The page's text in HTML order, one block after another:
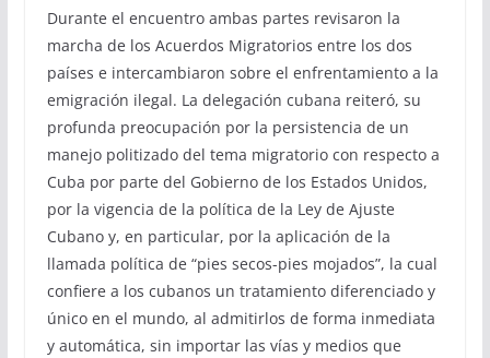
Durante el encuentro ambas partes revisaron la
marcha de los Acuerdos Migratorios entre los dos
países e intercambiaron sobre el enfrentamiento a la
emigración ilegal. La delegación cubana reiteró, su
profunda preocupación por la persistencia de un
manejo politizado del tema migratorio con respecto a
Cuba por parte del Gobierno de los Estados Unidos,
por la vigencia de la política de la Ley de Ajuste
Cubano y, en particular, por la aplicación de la
llamada política de “pies secos-pies mojados”, la cual
confiere a los cubanos un tratamiento diferenciado y
único en el mundo, al admitirlos de forma inmediata
y automática, sin importar las vías y medios que